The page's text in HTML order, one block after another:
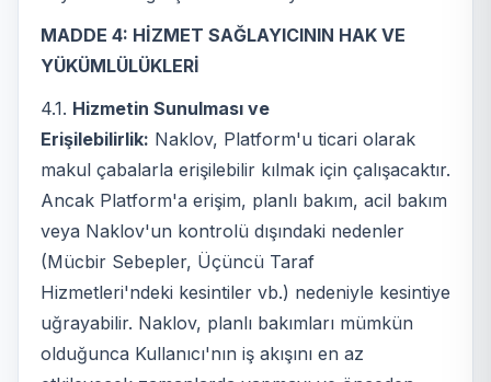
MADDE 4: HİZMET SAĞLAYICININ HAK VE
YÜKÜMLÜLÜKLERİ
4.1. Hizmetin Sunulması ve
Erişilebilirlik: Naklov, Platform'u ticari olarak
makul çabalarla erişilebilir kılmak için çalışacaktır.
Ancak Platform'a erişim, planlı bakım, acil bakım
veya Naklov'un kontrolü dışındaki nedenler
(Mücbir Sebepler, Üçüncü Taraf
Hizmetleri'ndeki kesintiler vb.) nedeniyle kesintiye
uğrayabilir. Naklov, planlı bakımları mümkün
olduğunca Kullanıcı'nın iş akışını en az